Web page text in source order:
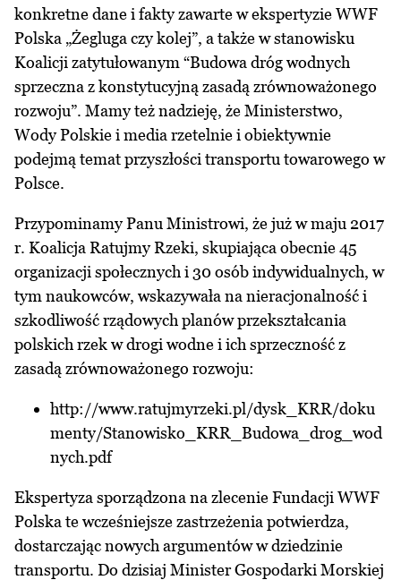
konkretne dane i fakty zawarte w ekspertyzie WWF
Polska „Żegluga czy kolej”, a także w stanowisku
Koalicji zatytułowanym “Budowa dróg wodnych
sprzeczna z konstytucyjną zasadą zrównoważonego
rozwoju”. Mamy też nadzieję, że Ministerstwo,
Wody Polskie i media rzetelnie i obiektywnie
podejmą temat przyszłości transportu towarowego w
Polsce.
Przypominamy Panu Ministrowi, że już w maju 2017
r. Koalicja Ratujmy Rzeki, skupiająca obecnie 45
organizacji społecznych i 30 osób indywidualnych, w
tym naukowców, wskazywała na nieracjonalność i
szkodliwość rządowych planów przekształcania
polskich rzek w drogi wodne i ich sprzeczność z
zasadą zrównoważonego rozwoju:
http://www.ratujmyrzeki.pl/dysk_KRR/doku
menty/Stanowisko_KRR_Budowa_drog_wod
nych.pdf
Ekspertyza sporządzona na zlecenie Fundacji WWF
Polska te wcześniejsze zastrzeżenia potwierdza,
dostarczając nowych argumentów w dziedzinie
transportu. Do dzisiaj Minister Gospodarki Morskiej